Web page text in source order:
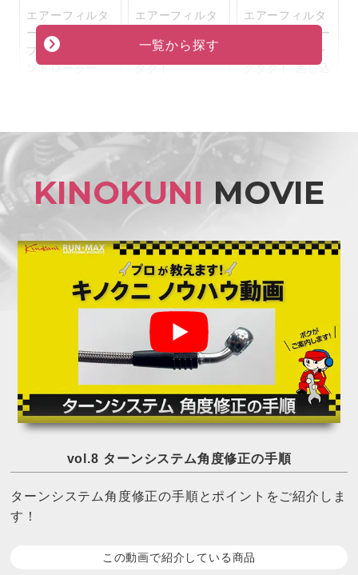
エアーフィルタ
ー アクセサリー
ブロワーrpmコ
ントローラー
エアーフィルタ
ー アクセサリー
ブレーキエアー
エアーフィルタ
ー アクセサリー
クダクト 差し込
エアーフィルタ
サー
ケミカル
イヤ柔軟剤）
冷やす一覧へ
KINOKUNI MOVIE
vol.8 ターンシステム角度修正の手順
ターンシステム角度修正の手順とポイントをご紹介しま
す！
この動画で紹介している商品